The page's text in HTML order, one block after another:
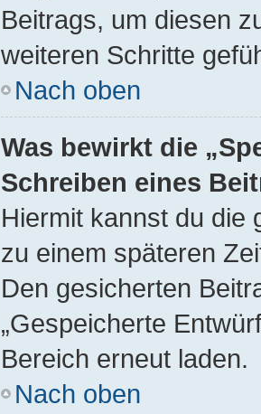
Beitrags, um diesen
weiteren Schritte
Nach oben
Was bewirkt die
Schreiben eines
Hiermit kannst du die
zu einem späteren
Den gesicherten
„Gespeicherte
Bereich erneut laden.
Nach oben